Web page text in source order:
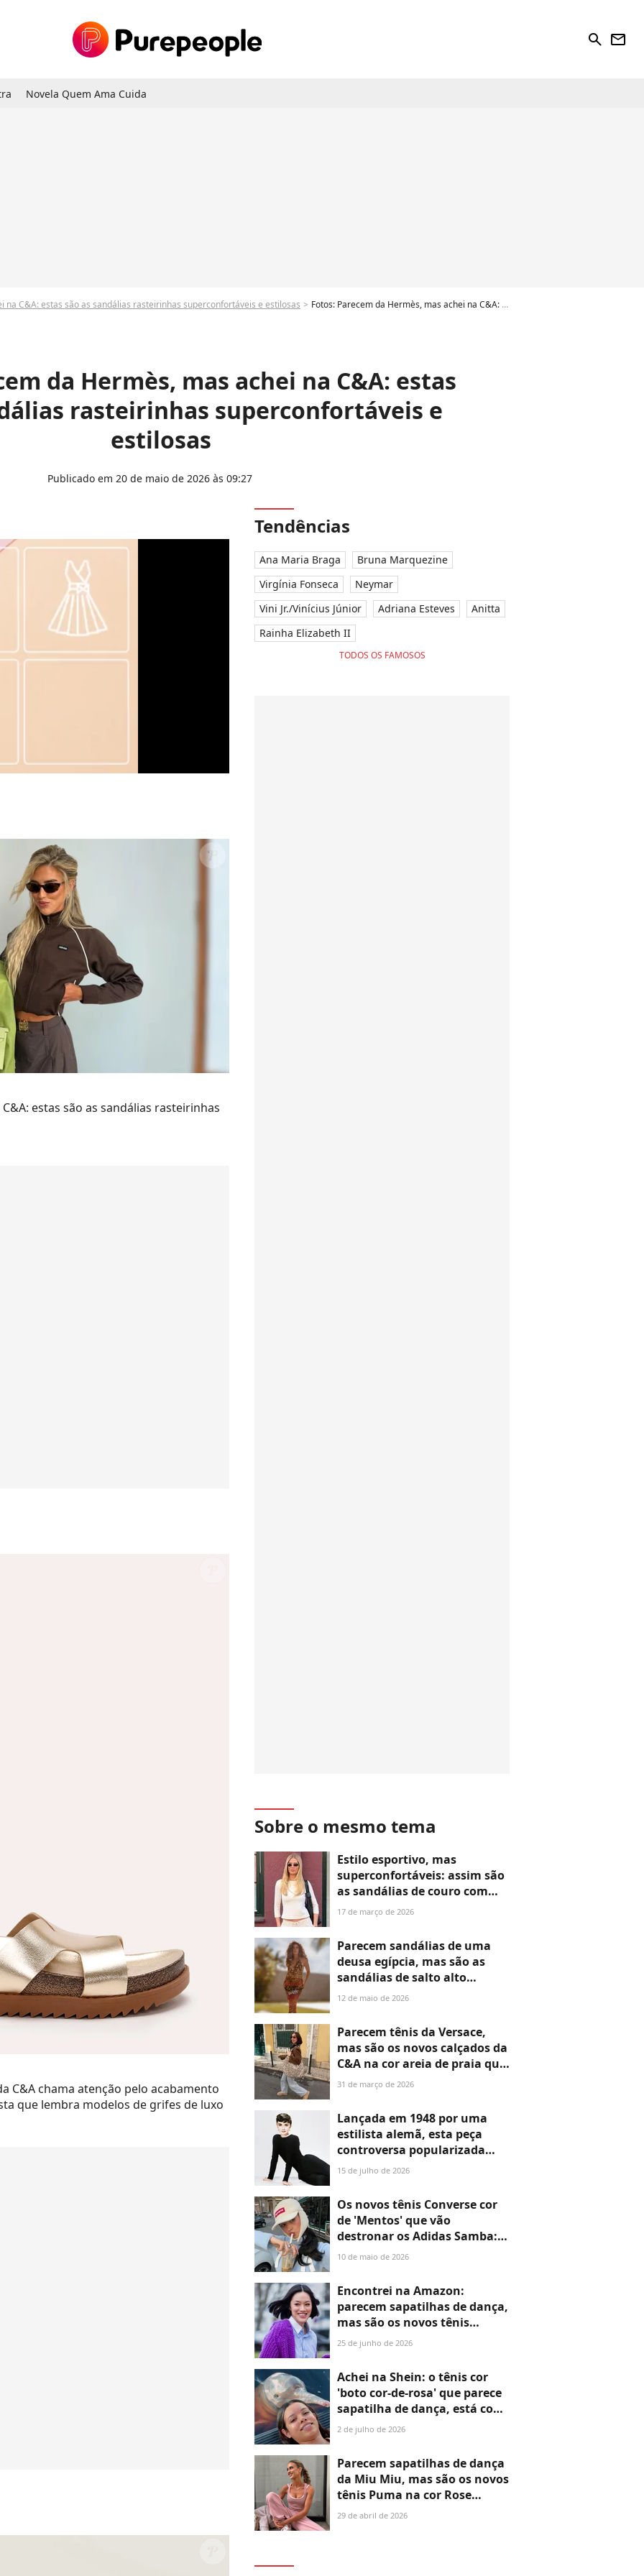
search newsletter
Novela Quem Ama Cuida
na C&A: estas são as sandálias rasteirinhas superconfortáveis ​​e estilosas Fotos: Parecem da Hermès, mas achei na C&A: estas são as sandálias rasteirinhas superconfortáveis ​​e estilosas
da Hermès, mas achei na C&A: estas
rasteirinhas superconfortáveis ​​e
estilosas
Publicado em 20 de maio de 2026 às 09:27
estas são as sandálias rasteirinhas
C&A chama atenção pelo acabamento
que lembra modelos de grifes de luxo
Tendências
Ana Maria Braga
Bruna Marquezine
Virgínia Fonseca
Neymar
Vini Jr./Vinícius Júnior
Adriana Esteves
Anitta
Rainha Elizabeth II
TODOS OS FAMOSOS
Sobre o mesmo tema
Estilo esportivo, mas
superconfortáveis: assim são
as sandálias de couro com
salto alto da Usaflex que
17 de março de 2026
Parecem sandálias de uma
deusa egípcia, mas são as
sandálias de salto alto
douradas que as fashionistas
deslumbrantes, confortáveis
e elegantes
12 de maio de 2026
Parecem tênis da Versace,
mas são os novos calçados da
C&A na cor areia de praia que
definem o estilo de 2026
31 de março de 2026
Lançada em 1948 por uma
estilista alemã, esta peça
controversa popularizada
pela Audrey Hepburn está de
Rihanna; achei na C&A, Zara
e Bershka opções estilosas e a
partir de R$ 100
15 de julho de 2026
Os novos tênis Converse cor
de 'Mentos' que vão
destronar os Adidas Samba:
são estilosos, retrô e não
10 de maio de 2026
Encontrei na Amazon:
parecem sapatilhas de dança,
mas são os novos tênis
Converse na cor 'chiclete
estilo de 2026
25 de junho de 2026
Achei na Shein: o tênis cor
'boto cor-de-rosa' que parece
sapatilha de dança, está com
desconto e promete superar o
2 de julho de 2026
Parecem sapatilhas de dança
da Miu Miu, mas são os novos
tênis Puma na cor Rose
Quartz que definem o estilo
29 de abril de 2026